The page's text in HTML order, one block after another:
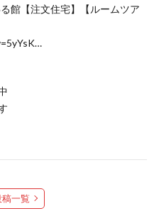
館【注文住宅】【ルームツア
稿一覧